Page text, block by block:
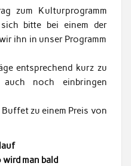
zum Kulturprogramm
bitte bei einem der
ihn in unser Programm
entsprechend kurz zu
noch einbringen
zu einem Preis von
man bald